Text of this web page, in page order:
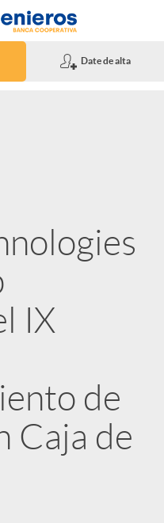
Date de alta
IX
de
Caja de